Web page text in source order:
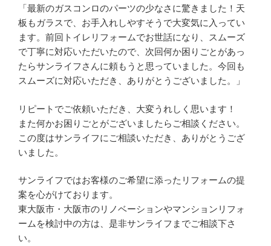
「最新のガスコンロのパーツの少なさに驚きました！天
板もガラスで、お手入れしやすそうで大変気に入ってい
ます。前回トイレリフォームでお世話になり、スムーズ
で丁寧に対応いただいたので、次回何か困りごとがあっ
たらサンライフさんに頼もうと思っていました。今回も
スムーズに対応いただき、ありがとうございました。」
リピートでご依頼いただき、大変うれしく思います！
また何かお困りごとがございましたらご相談ください。
この度はサンライフにご相談いただき、ありがとうござ
いました。
サンライフではお客様のご希望に添ったリフォームの提
案を心がけております。
東大阪市・大阪市のリノベーションやマンションリフォ
ームを検討中の方は、是非サンライフまでご相談下さ
い。